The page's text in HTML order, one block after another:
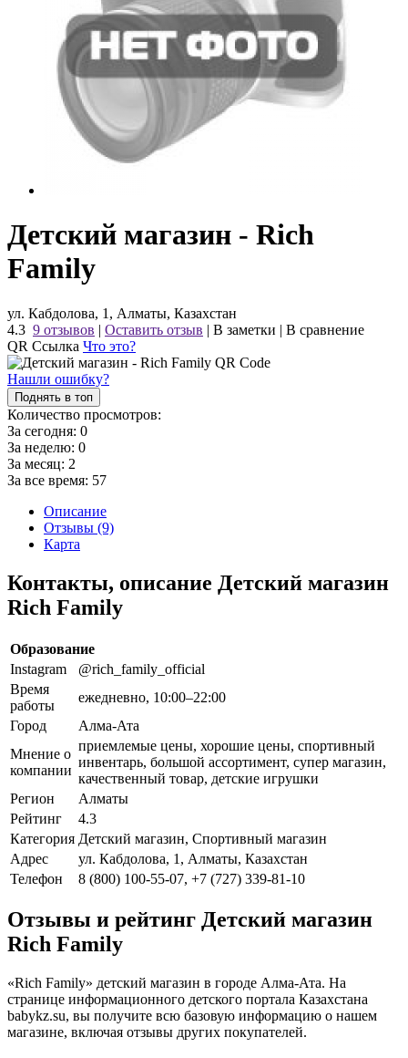
Детский магазин - Rich
Family
ул. Кабдолова, 1, Алматы, Казахстан
4.3 9 отзывов | Оставить отзыв | В заметки | В сравнение
QR Ссылка Что это?
Нашли ошибку?
Поднять в топ
Количество просмотров:
За сегодня: 0
За неделю: 0
За месяц: 2
За все время: 57
Описание
Отзывы (9)
Карта
Контакты, описание Детский магазин
Rich Family
Образование
Instagram
@rich_family_official
Время
работы
ежедневно, 10:00–22:00
Город
Алма-Ата
Мнение о
компании
приемлемые цены, хорошие цены, спортивный
инвентарь, большой ассортимент, супер магазин,
качественный товар, детские игрушки
Регион
Алматы
Рейтинг
4.3
Категория Детский магазин, Спортивный магазин
Адрес
ул. Кабдолова, 1, Алматы, Казахстан
Телефон
8 (800) 100-55-07, +7 (727) 339-81-10
Отзывы и рейтинг Детский магазин
Rich Family
«Rich Family» детский магазин в городе Алма-Ата. На
странице информационного детского портала Казахстана
babykz.su, вы получите всю базовую информацию о нашем
магазине, включая отзывы других покупателей.